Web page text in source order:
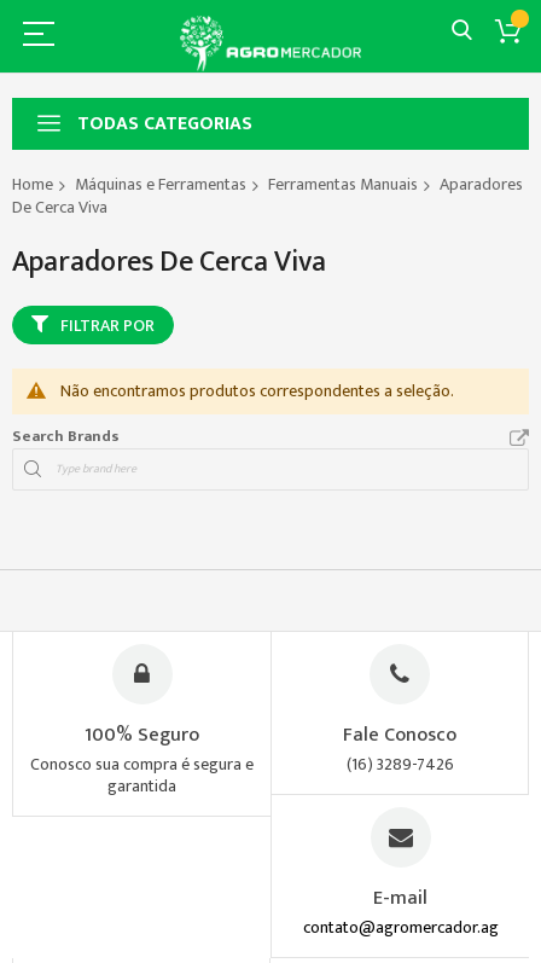
TODAS CATEGORIAS
Home Máquinas e Ferramentas Ferramentas Manuais
Aparadores
De Cerca Viva
Aparadores De Cerca Viva
Não encontramos produtos correspondentes a seleção.
FILTRAR POR
Search Brands
100% Seguro
Conosco sua compra é segura e
garantida
Fale Conosco
(16) 3289-7426
E-mail
contato@agromercador.ag